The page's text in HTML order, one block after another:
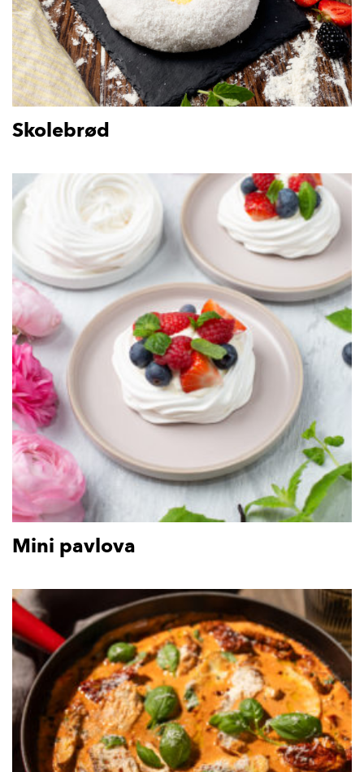
Skolebrød
Mini pavlova